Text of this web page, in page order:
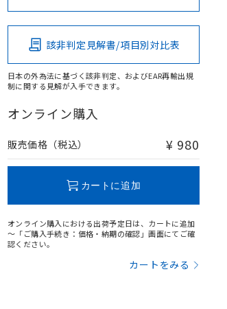
該非判定見解書/項目別対比表
日本の外為法に基づく該非判定、およびEAR再輸出規
制に関する見解が入手できます。
オンライン購入
販売価格（税込） ¥ 980
カートに追加
オンライン購入における出荷予定日は、カートに追加
～「ご購入手続き：価格・納期の確認」画面にてご確
認ください。
カートをみる